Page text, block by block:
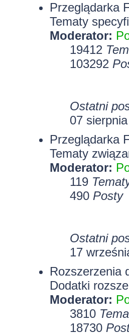
Przeglądarka
Tematy
Moderator:
19412
103292
Ostatni
07
Przeglądarka
Tematy
Moderator:
119
490 Posty
Ostatni
17
Rozszerzenia
Dodatki
Moderator:
3810
18730